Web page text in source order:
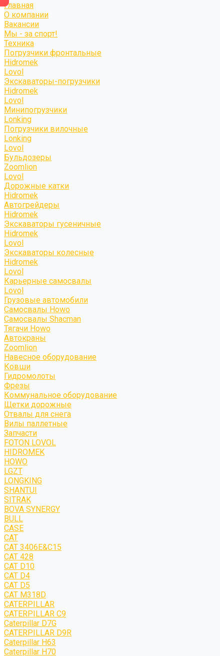
Главная
О компании
Вакансии
Мы - за спорт!
Техника
Погрузчики фронтальные
Hidromek
Lovol
Экскаваторы-погрузчики
Hidromek
Lovol
Минипогрузчики
Lonking
Погрузчики вилочные
Lonking
Lovol
Бульдозеры
Zoomlion
Lovol
Дорожные катки
Hidromek
Автогрейдеры
Hidromek
Экскаваторы гусеничные
Hidromek
Lovol
Экскаваторы колесные
Hidromek
Lovol
Карьерные самосвалы
Lovol
Грузовые автомобили
Самосвалы Howo
Самосвалы Shacman
Тягачи Howo
Автокраны
Zoomlion
Навесное оборудование
Ковши
Гидромолоты
Фрезы
Коммунальное оборудование
Щетки дорожные
Отвалы для снега
Вилы паллетные
Запчасти
FOTON LOVOL
HIDROMEK
HOWO
LGZT
LONGKING
SHANTUI
SITRAK
BOVA SYNERGY
BULL
CASE
CAT
CAT 3406E&C15
CAT 428
CAT D10
CAT D4
CAT D5
CAT M318D
CATERPILLAR
CATERPILLAR C9
Caterpillar D7G
CATERPILLAR D9R
Caterpillar H63
Caterpillar H70